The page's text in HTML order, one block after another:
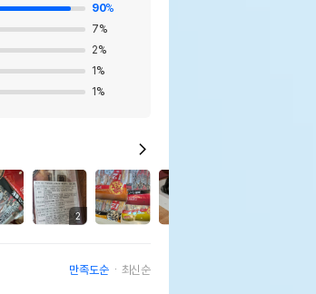
90%
7%
2%
1 %
1 %
2
만족도순 최신순